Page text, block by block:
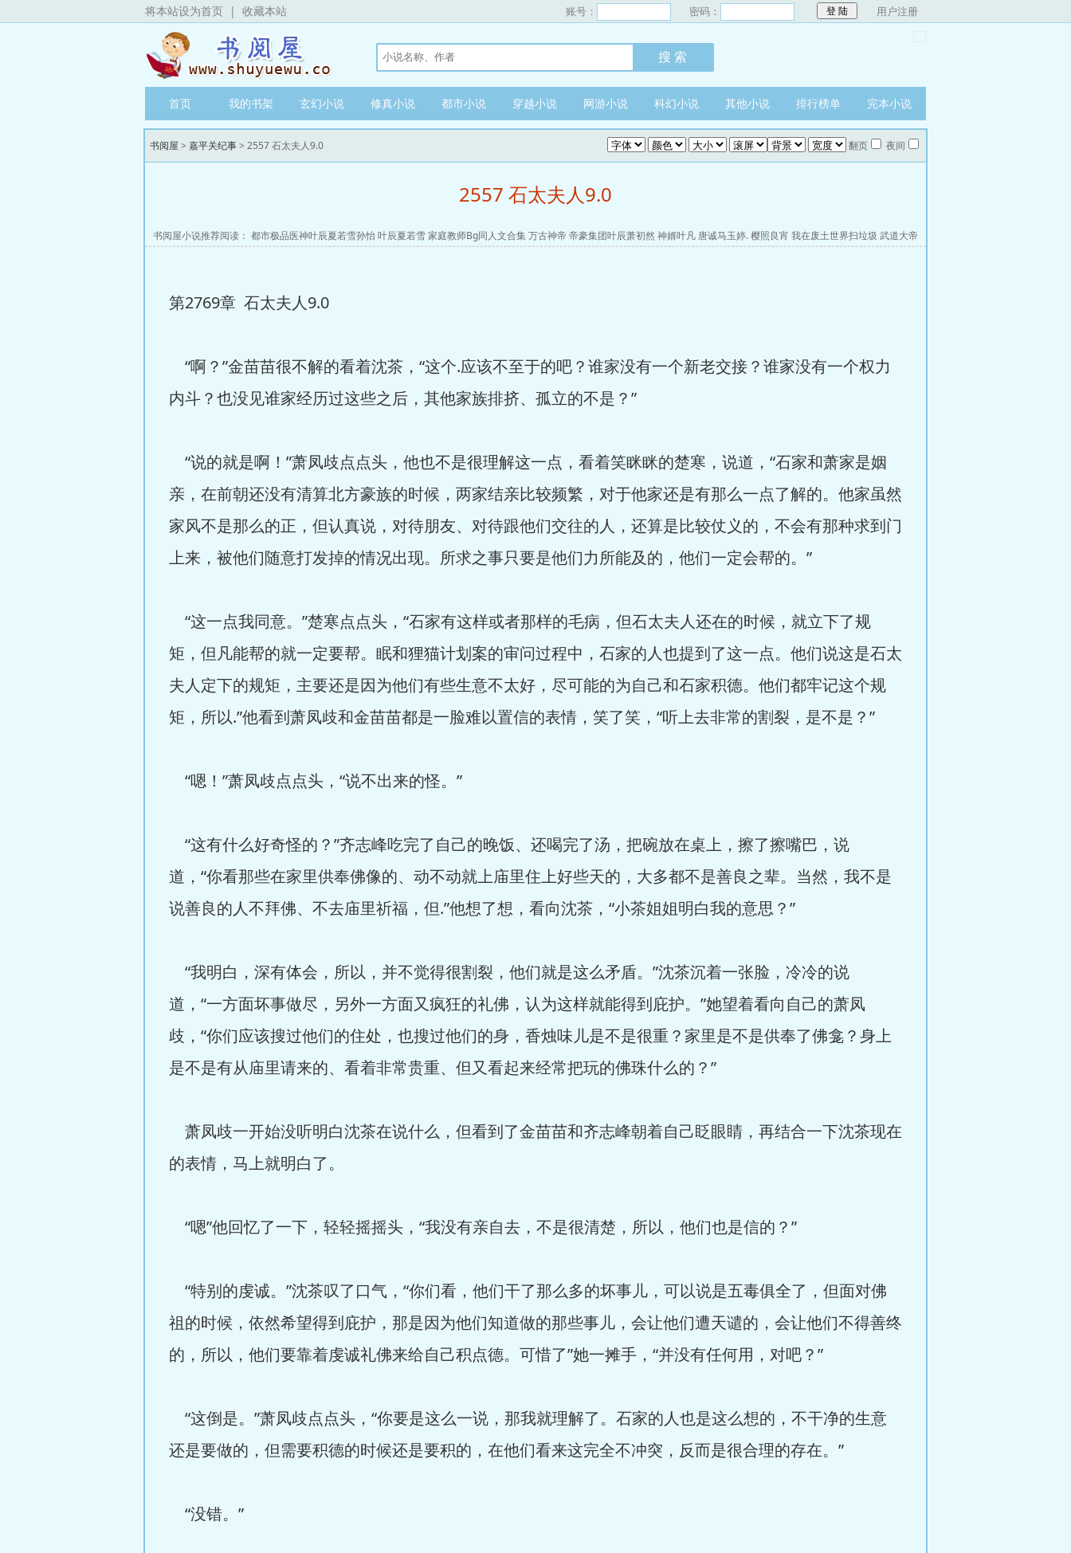
将本站设为首页 | 收藏本站 账号： 密码： 用户注册
首页 我的书架 玄幻小说 修真小说 都市小说 穿越小说 网游小说 科幻小说 其他小说 排行榜单 完本小说
书阅屋 > 嘉平关纪事> 2557 石太夫人9.0 翻页 夜间
2557 石太夫人9.0
书阅屋小说推荐阅读： 都市极品医神叶辰夏若雪孙怡叶辰夏若雪家庭教师Bg同人文合集万古神帝 帝豪集团叶辰萧初然神婿叶凡 唐诚马玉婷.樱照良宵 我在废土世界扫垃圾 武道大帝
第2769章 石太夫人9.0
“啊？”金苗苗很不解的看着沈茶，“这个.应该不至于的吧？谁家没有一个新老交接？谁家没有一个权力
内斗？也没见谁家经历过这些之后，其他家族排挤、孤立的不是？”
“说的就是啊！”萧凤歧点点头，他也不是很理解这一点，看着笑眯眯的楚寒，说道，“石家和萧家是姻
亲，在前朝还没有清算北方豪族的时候，两家结亲比较频繁，对于他家还是有那么一点了解的。他家虽然
家风不是那么的正，但认真说，对待朋友、对待跟他们交往的人，还算是比较仗义的，不会有那种求到门
上来，被他们随意打发掉的情况出现。所求之事只要是他们力所能及的，他们一定会帮的。”
“这一点我同意。”楚寒点点头，“石家有这样或者那样的毛病，但石太夫人还在的时候，就立下了规
矩，但凡能帮的就一定要帮。眠和狸猫计划案的审问过程中，石家的人也提到了这一点。他们说这是石太
夫人定下的规矩，主要还是因为他们有些生意不太好，尽可能的为自己和石家积德。他们都牢记这个规
矩，所以.”他看到萧凤歧和金苗苗都是一脸难以置信的表情，笑了笑，“听上去非常的割裂，是不是？”
“嗯！”萧凤歧点点头，“说不出来的怪。”
“这有什么好奇怪的？”齐志峰吃完了自己的晚饭、还喝完了汤，把碗放在桌上，擦了擦嘴巴，说
道，“你看那些在家里供奉佛像的、动不动就上庙里住上好些天的，大多都不是善良之辈。当然，我不是
说善良的人不拜佛、不去庙里祈福，但.”他想了想，看向沈茶，“小茶姐姐明白我的意思？”
“我明白，深有体会，所以，并不觉得很割裂，他们就是这么矛盾。”沈茶沉着一张脸，冷冷的说
道，“一方面坏事做尽，另外一方面又疯狂的礼佛，认为这样就能得到庇护。”她望着看向自己的萧凤
歧，“你们应该搜过他们的住处，也搜过他们的身，香烛味儿是不是很重？家里是不是供奉了佛龛？身上
是不是有从庙里请来的、看着非常贵重、但又看起来经常把玩的佛珠什么的？”
萧凤歧一开始没听明白沈茶在说什么，但看到了金苗苗和齐志峰朝着自己眨眼睛，再结合一下沈茶现在
的表情，马上就明白了。
“嗯”他回忆了一下，轻轻摇摇头，“我没有亲自去，不是很清楚，所以，他们也是信的？”
“特别的虔诚。”沈茶叹了口气，“你们看，他们干了那么多的坏事儿，可以说是五毒俱全了，但面对佛
祖的时候，依然希望得到庇护，那是因为他们知道做的那些事儿，会让他们遭天谴的，会让他们不得善终
的，所以，他们要靠着虔诚礼佛来给自己积点德。可惜了”她一摊手，“并没有任何用，对吧？”
“这倒是。”萧凤歧点点头，“你要是这么一说，那我就理解了。石家的人也是这么想的，不干净的生意
还是要做的，但需要积德的时候还是要积的，在他们看来这完全不冲突，反而是很合理的存在。”
“没错。”